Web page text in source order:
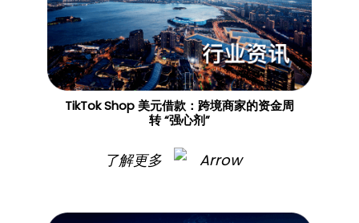
TikTok Shop 美元借款：跨境商家的资金周
转 “强心剂”
了解更多